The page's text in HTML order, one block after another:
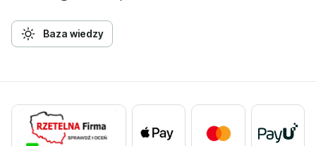
Baza wiedzy